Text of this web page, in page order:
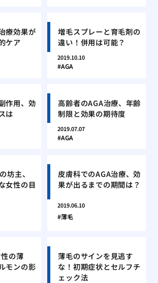
療効果が
ケア
増毛スプレーと育毛剤の
違い！併用は可能？
2019.10.10
AGA
作用、効
は
高齢者のAGA治療、年齢
制限と効果の期待度
2019.07.07
AGA
坊主、
女性の目
皮膚科でのAGA治療、効
果が出るまでの期間は？
2019.06.10
薄毛
の薄
モンの影
薄毛のサインを見逃す
な！初期症状とセルフチ
ェック法